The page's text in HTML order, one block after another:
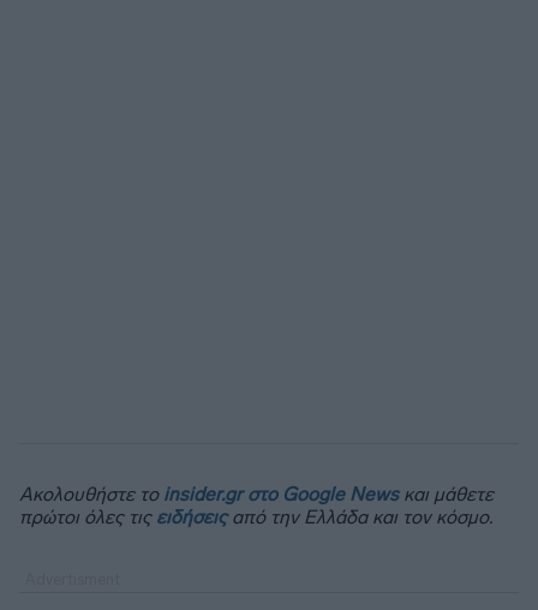
Ακολουθήστε το insider.gr στο Google Newsκαι μάθετε
πρώτοι όλες τις ειδήσειςαπό την Ελλάδα και τον κόσμο.